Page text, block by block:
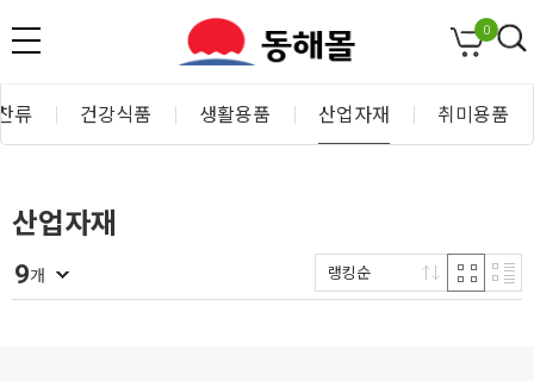
0
류 건강식품 생활용품 산업자재 취미용품
산업자재
9개 랭킹순